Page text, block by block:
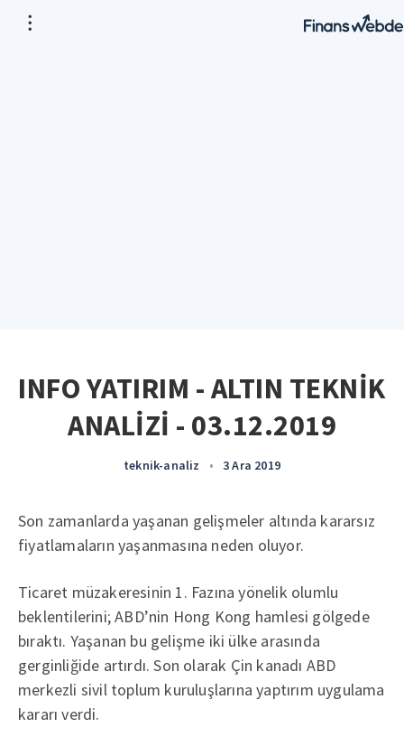
INFO YATIRIM - ALTIN TEKNİK
ANALİZİ - 03.12.2019
teknik-analiz • 3 Ara 2019
Son zamanlarda yaşanan gelişmeler altında kararsız
fiyatlamaların yaşanmasına neden oluyor.
Ticaret müzakeresinin 1. Fazına yönelik olumlu
beklentilerini; ABD’nin Hong Kong hamlesi gölgede
bıraktı. Yaşanan bu gelişme iki ülke arasında
gerginliğide artırdı. Son olarak Çin kanadı ABD
merkezli sivil toplum kuruluşlarına yaptırım uygulama
kararı verdi.